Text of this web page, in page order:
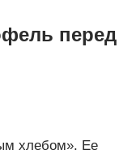
перед
хлебом». Ее